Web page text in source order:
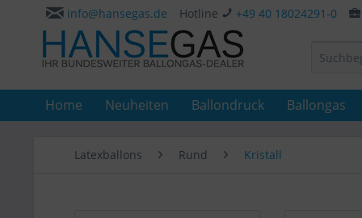
info@hansegas.de Hotline +49 40 18024291-0
Home Neuheiten Ballondruck Ballongas
Latexballons Rund Kristall